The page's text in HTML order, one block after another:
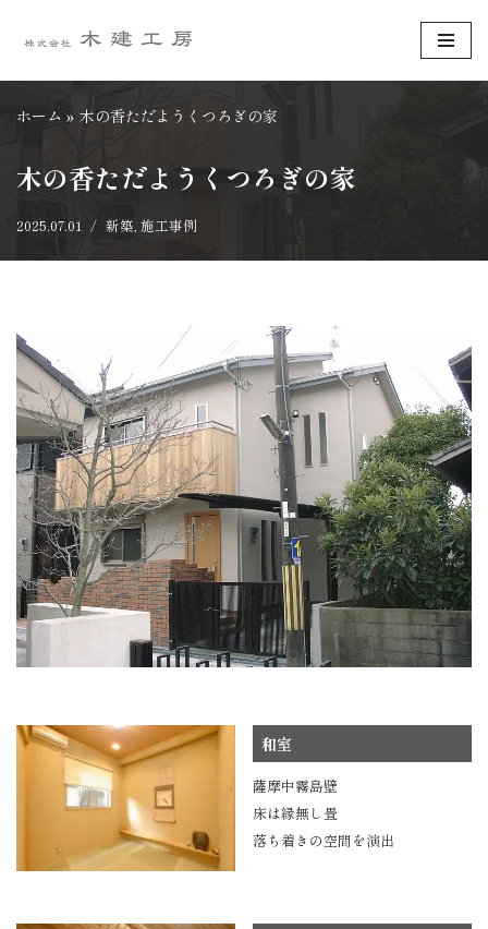
ン
テ
ツ
へ
ス
ホーム » 木の香ただようくつろぎの家
木の香ただようくつろぎの家
2025.07.01 新築 施工事例
和室
薩摩中霧島壁
床は縁無し畳
落ち着きの空間を演出